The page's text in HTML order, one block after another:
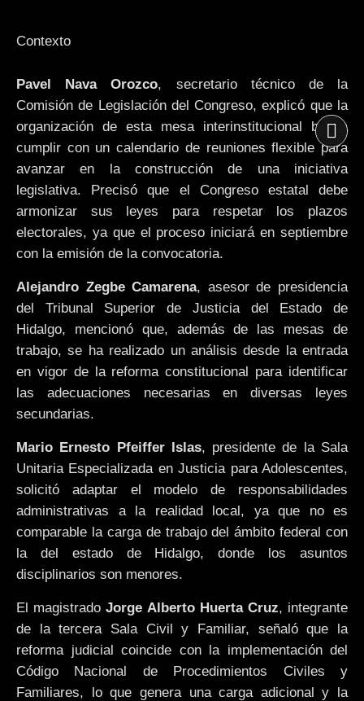
Contexto
Pavel Nava Orozco, secretario técnico de la
Comisión de Legislación del Congreso, explicó que la
organización de esta mesa interinstitucional busca
cumplir con un calendario de reuniones flexible para
avanzar en la construcción de una iniciativa
legislativa. Precisó que el Congreso estatal debe
armonizar sus leyes para respetar los plazos
electorales, ya que el proceso iniciará en septiembre
con la emisión de la convocatoria.
Alejandro Zegbe Camarena, asesor de presidencia
del Tribunal Superior de Justicia del Estado de
Hidalgo, mencionó que, además de las mesas de
trabajo, se ha realizado un análisis desde la entrada
en vigor de la reforma constitucional para identificar
las adecuaciones necesarias en diversas leyes
secundarias.
Mario Ernesto Pfeiffer Islas, presidente de la Sala
Unitaria Especializada en Justicia para Adolescentes,
solicitó adaptar el modelo de responsabilidades
administrativas a la realidad local, ya que no es
comparable la carga de trabajo del ámbito federal con
la del estado de Hidalgo, donde los asuntos
disciplinarios son menores.
El magistradoJorge Alberto Huerta Cruz, integrante
de la tercera Sala Civil y Familiar, señaló que la
reforma judicial coincide con la implementación del
Código Nacional de Procedimientos Civiles y
Familiares, lo que genera una carga adicional y la